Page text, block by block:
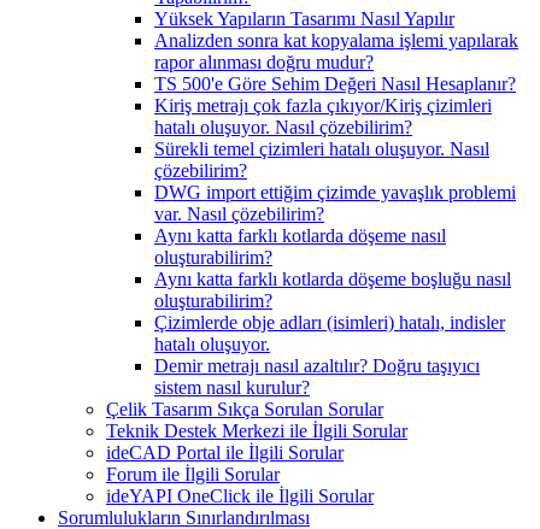
Yüksek Yapıların Tasarımı Nasıl Yapılır
Analizden sonra kat kopyalama işlemi yapılarak
rapor alınması doğru mudur?
TS 500'e Göre Sehim Değeri Nasıl Hesaplanır?
Kiriş metrajı çok fazla çıkıyor/Kiriş çizimleri
hatalı oluşuyor. Nasıl çözebilirim?
Sürekli temel çizimleri hatalı oluşuyor. Nasıl
çözebilirim?
DWG import ettiğim çizimde yavaşlık problemi
var. Nasıl çözebilirim?
Aynı katta farklı kotlarda döşeme nasıl
oluşturabilirim?
Aynı katta farklı kotlarda döşeme boşluğu nasıl
oluşturabilirim?
Çizimlerde obje adları (isimleri) hatalı, indisler
hatalı oluşuyor.
Demir metrajı nasıl azaltılır? Doğru taşıyıcı
sistem nasıl kurulur?
Çelik Tasarım Sıkça Sorulan Sorular
Teknik Destek Merkezi ile İlgili Sorular
ideCAD Portal ile İlgili Sorular
Forum ile İlgili Sorular
ideYAPI OneClick ile İlgili Sorular
Sorumlulukların Sınırlandırılması